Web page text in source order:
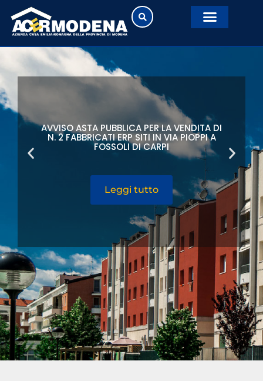
AVVISO ASTA PUBBLICA PER LA VENDITA DI
N. 2 FABBRICATI ERP SITI IN VIA PIOPPI A
FOSSOLI DI CARPI
Leggi tutto